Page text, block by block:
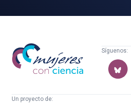
Mujeres
con
ciencia
Síguenos:
Un proyecto de: